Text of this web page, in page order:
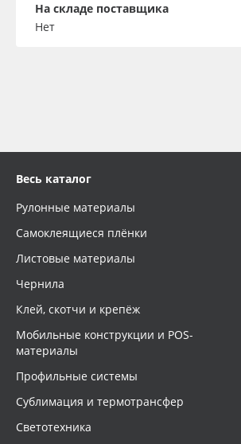
На складе поставщика
Нет
Весь каталог
Рулонные материалы
Самоклеящиеся плёнки
Листовые материалы
Чернила
Клей, скотчи и крепёж
Мобильные конструкции и POS-
материалы
Профильные системы
Сублимация и термотрансфер
Светотехника